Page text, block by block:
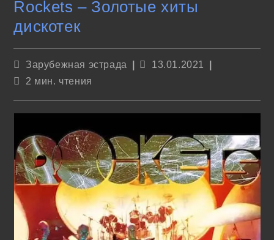
Rockets – Золотые хиты
дискотек
Рубрика
Зарубежная эстрада
Запись
13.01.2021
Время2 мин. чтения